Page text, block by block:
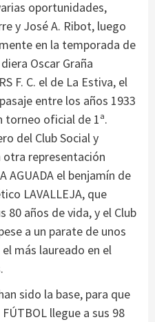
oportunidades,
y José A. Ribot, luego
en la temporada de
Oscar Graña
F. C. el de La Estiva, el
entre los años 1933
torneo oficial de 1ª.
del Club Social y
otra representación
AGUADA el benjamín de
LAVALLEJA, que
80 años de vida, y el Club
a un parate de unos
más laureado en el
sido la base, para que
FÚTBOL llegue a sus 98